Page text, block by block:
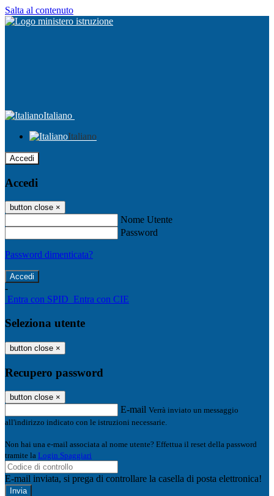
Salta al contenuto
Italiano
Italiano
Accedi
Accedi
button close ×
Nome Utente
Password
Password dimenticata?
-
Entra con SPID Entra con CIE
Seleziona utente
button close ×
Recupero password
button close ×
E-mail Verrà inviato un messaggio
all'indirizzo indicato con le istruzioni necessarie.
Non hai una e-mail associata al nome utente? Effettua il reset della password
tramite la Login Spaggiari
E-mail inviata, si prega di controllare la casella di posta elettronica!